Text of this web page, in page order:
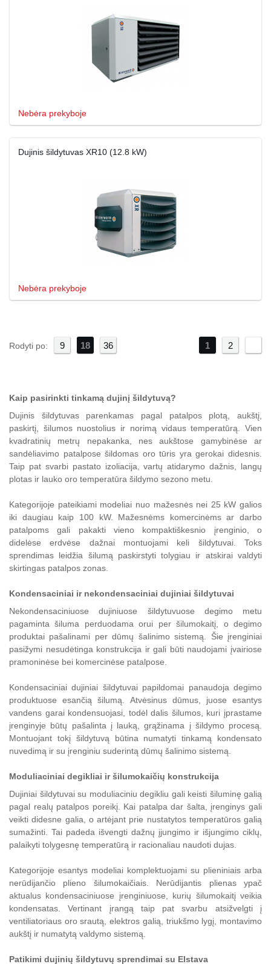
Nebėra prekyboje
Dujinis šildytuvas XR10 (12.8 kW)
Nebėra prekyboje
Rodyti po: 9 18 36 1 2
Kaip pasirinkti tinkamą dujinį šildytuvą?
Dujinis šildytuvas parenkamas pagal patalpos plotą, aukštį,
paskirtį, šilumos nuostolius ir norimą vidaus temperatūrą. Vien
kvadratinių metrų nepakanka, nes aukštose gamybinėse ar
sandėliavimo patalpose šildomas oro tūris yra gerokai didesnis.
Taip pat svarbi pastato izoliacija, vartų atidarymo dažnis, langų
plotas ir lauko oro temperatūra šildymo sezono metu.
Kategorijoje pateikiami modeliai nuo mažesnės nei 25 kW galios
iki daugiau kaip 100 kW. Mažesnėms komercinėms ar darbo
patalpoms gali pakakti vieno kompaktiškesnio įrenginio, o
didelėse erdvėse dažnai montuojami keli šildytuvai. Toks
sprendimas leidžia šilumą paskirstyti tolygiau ir atskirai valdyti
skirtingas patalpos zonas.
Kondensaciniai ir nekondensaciniai dujiniai šildytuvai
Nekondensaciniuose dujiniuose šildytuvuose degimo metu
pagaminta šiluma perduodama orui per šilumokaitį, o degimo
produktai pašalinami per dūmų šalinimo sistemą. Šie įrenginiai
pasižymi nesudėtinga konstrukcija ir gali būti naudojami įvairiose
pramoninėse bei komercinėse patalpose.
Kondensaciniai dujiniai šildytuvai papildomai panaudoja degimo
produktuose esančią šilumą. Atvėsinus dūmus, juose esantys
vandens garai kondensuojasi, todėl dalis šilumos, kuri įprastame
įrenginyje būtų pašalinta į lauką, grąžinama į šildymo procesą.
Montuojant tokį šildytuvą būtina numatyti tinkamą kondensato
nuvedimą ir su įrenginiu suderintą dūmų šalinimo sistemą.
Moduliaciniai degikliai ir šilumokaičių konstrukcija
Dujiniai šildytuvai su moduliaciniu degikliu gali keisti šiluminę galią
pagal realų patalpos poreikį. Kai patalpa dar šalta, įrenginys gali
veikti didesne galia, o artėjant prie nustatytos temperatūros galią
sumažinti. Tai padeda išvengti dažnų įjungimo ir išjungimo ciklų,
palaikyti tolygesnę temperatūrą ir racionaliau naudoti dujas.
Kategorijoje esantys modeliai komplektuojami su plieniniais arba
nerūdijančio plieno šilumokaičiais. Nerūdijantis plienas ypač
aktualus kondensaciniuose įrenginiuose, kurių šilumokaitį veikia
kondensatas. Vertinant įrangą taip pat svarbu atsižvelgti į
ventiliatoriaus oro srautą, elektros galią, triukšmo lygį, montavimo
aukštį ir numatytą valdymo sistemą.
Patikimi dujinių šildytuvų sprendimai su Elstava